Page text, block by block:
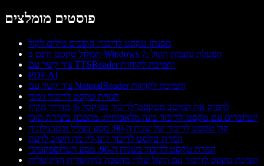
פוסטים מומלצים
מסנתז טקסט לדיבור: הופכים מילים לקול
תמלול טקסט חינם ב-Windows 7: הפעלת עוצמת הקול
צור קשר עם TTSReader ותמיכת לקוחות
PDF AI
צור קשר עם NaturalReader ותמיכת לקוחות
המרת טקסט לדיבור זומבי
להפיק את המיטב מטקסט־לדיבור בפיקסל 6: מדריך מקיף
יוטיוברים עם טקסט־לדיבור בינה מלאכותית: מהפכה ביצירת תוכן
קול טקסט לדיבור של שנות ה-90: מסע בצליל ובטכנולוגיה
המרת טקסט לדיבור ז'ונג-לי: מה חשוב לדעת
המרת טקסט לדיבור בשנות ה-90: מסע רטרוספקטיבי
הפיכת טקסט לדיבור עם הקול שלך: מהפכה בתקשורת הדיגיטלית